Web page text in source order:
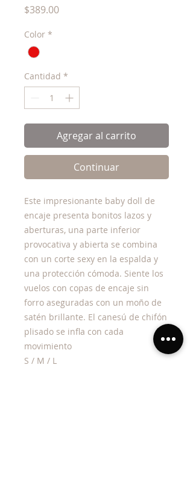
$389.00Precio
Color *
Cantidad *
Agregar al carrito
Continuar
Este impresionante baby doll de
encaje presenta bonitos lazos y
aberturas, una parte inferior
provocativa y abierta se combina
con un corte sexy en la espalda y
una protección cómoda. Siente los
vuelos con copas de encaje sin
forro aseguradas con un moño de
satén brillante. El canesú de chifón
plisado se infla con cada
movimiento
S / M / L